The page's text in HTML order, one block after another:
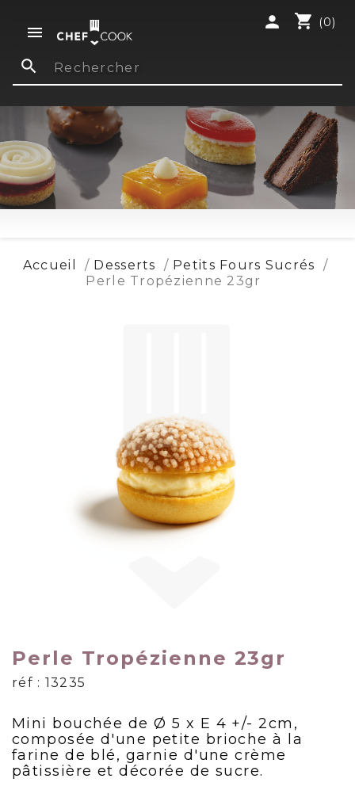

shopping_cart (0)
person
search
Accueil Desserts
Petits Fours Sucrés
Perle Tropézienne 23gr
Perle Tropézienne 23gr
réf : 13235
Mini bouchée de Ø 5 x E 4 +/- 2cm,
composée d'une petite brioche à la
farine de blé, garnie d'une crème
pâtissière et décorée de sucre.